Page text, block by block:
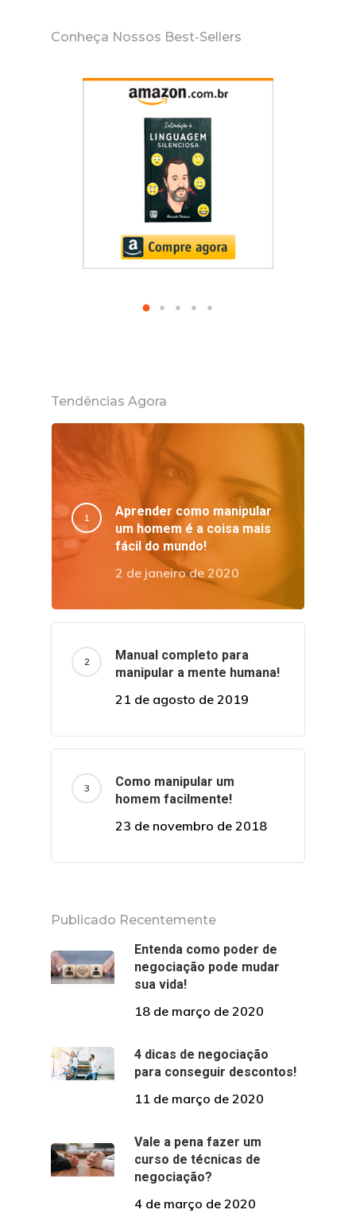
Conheça Nossos Best-Sellers
Tendências Agora
Aprender como manipular
um homem é a coisa mais
fácil do mundo!
2 de janeiro de 2020
Manual completo para
manipular a mente humana!
21 de agosto de 2019
Como manipular um
homem facilmente!
23 de novembro de 2018
Publicado Recentemente
Entenda como poder de
negociação pode mudar
sua vida!
18 de março de 2020
4 dicas de negociação
para conseguir descontos!
11 de março de 2020
Vale a pena fazer um
curso de técnicas de
negociação?
4 de março de 2020